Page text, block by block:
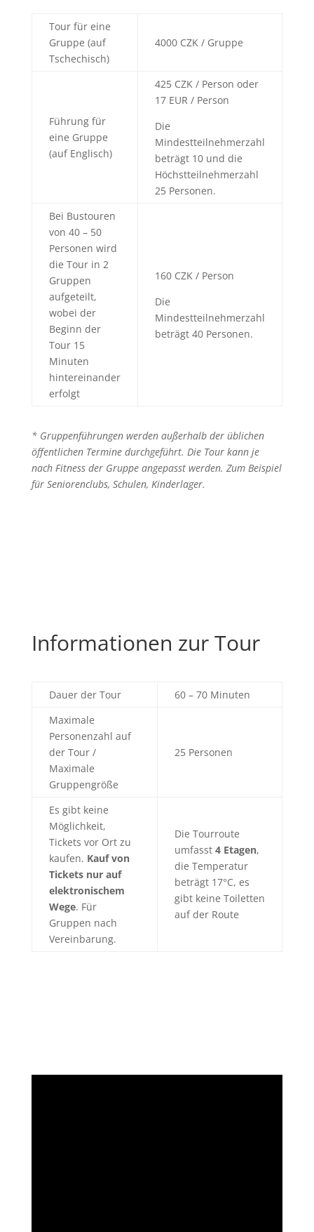
Tour für eine
Gruppe (auf
Tschechisch)
4000 CZK / Gruppe
Führung für
eine Gruppe
(auf Englisch)
425 CZK / Person oder
17 EUR / Person
Die
Mindestteilnehmerzahl
beträgt 10 und die
Höchstteilnehmerzahl
25 Personen.
Bei Bustouren
von 40 – 50
Personen wird
die Tour in 2
Gruppen
aufgeteilt,
wobei der
Beginn der
Tour 15
Minuten
hintereinander
erfolgt
160 CZK / Person
Die
Mindestteilnehmerzahl
beträgt 40 Personen.
* Gruppenführungen werden außerhalb der üblichen
öffentlichen Termine durchgeführt. Die Tour kann je
nach Fitness der Gruppe angepasst werden. Zum Beispiel
für Seniorenclubs, Schulen, Kinderlager.
Informationen zur Tour
Dauer der Tour
60 – 70 Minuten
Maximale
Personenzahl auf
der Tour /
Maximale
Gruppengröße
25 Personen
Es gibt keine
Möglichkeit,
Tickets vor Ort zu
kaufen. Kauf von
Tickets nur auf
elektronischem
Wege. Für
Gruppen nach
Vereinbarung.
Die Tourroute
umfasst 4 Etagen,
die Temperatur
beträgt 17°C, es
gibt keine Toiletten
auf der Route